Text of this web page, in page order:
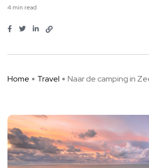
4 min read
Home Travel Naar de camping in